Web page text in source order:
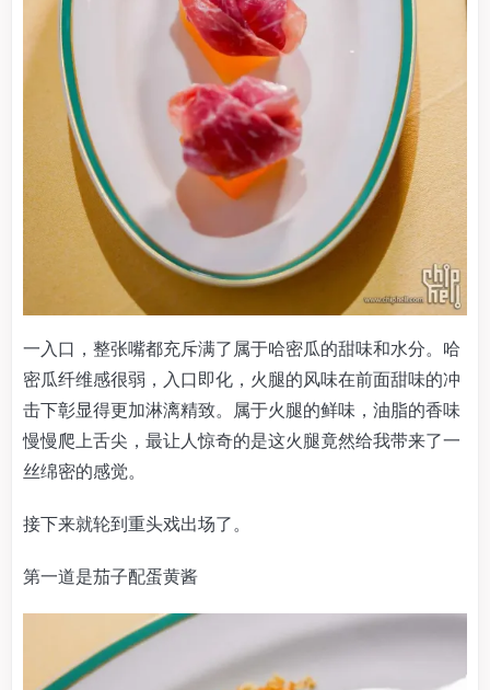
一入口，整张嘴都充斥满了属于哈密瓜的甜味和水分。哈
密瓜纤维感很弱，入口即化，火腿的风味在前面甜味的冲
击下彰显得更加淋漓精致。属于火腿的鲜味，油脂的香味
慢慢爬上舌尖，最让人惊奇的是这火腿竟然给我带来了一
丝绵密的感觉。
接下来就轮到重头戏出场了。
第一道是茄子配蛋黄酱